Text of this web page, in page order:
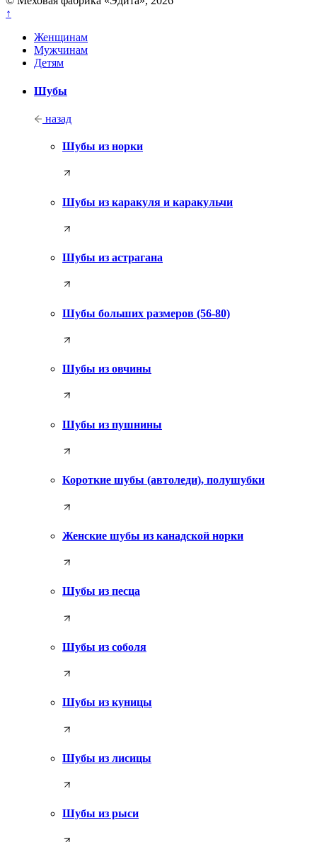
↑
Женщинам
Мужчинам
Детям
Шубы
назад
Шубы из норки
Шубы из каракуля и каракульчи
Шубы из астрагана
Шубы больших размеров (56-80)
Шубы из овчины
Шубы из пушнины
Короткие шубы (автоледи), полушубки
Женские шубы из канадской норки
Шубы из песца
Шубы из соболя
Шубы из куницы
Шубы из лисицы
Шубы из рыси